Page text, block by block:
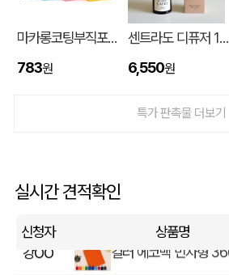
마카롱코팅부직포가방 (300*430*105mm)
783원
센트라도 디퓨저 150ml
6,550원
특가 판촉물 더보기
실시간 견적확인
신청자 상품명
백OO 뉴백색고체형광펜 (국산)
강OO